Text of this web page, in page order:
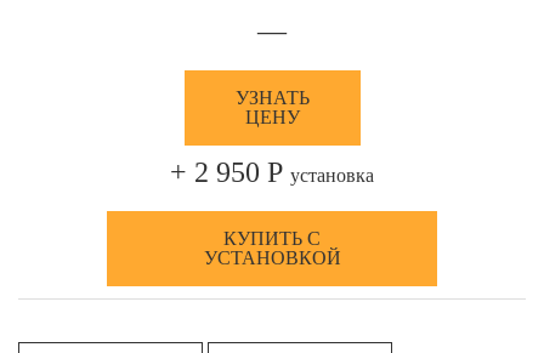
—
УЗНАТЬ
ЦЕНУ
+ 2 950 Р установка
КУПИТЬ С
УСТАНОВКОЙ